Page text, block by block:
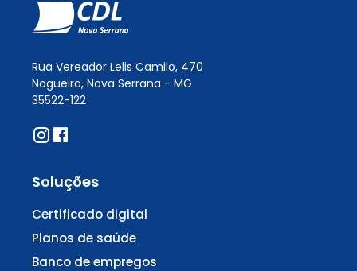
Rua Vereador Lelis Camilo, 470
Nogueira, Nova Serrana - MG
35522-122
Soluções
Certificado digital
Planos de saúde
Banco de empregos